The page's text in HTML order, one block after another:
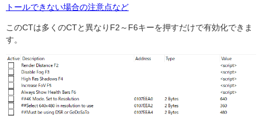
トールできない場合の注意点など
このCTは多くのCTと異なりF2～F6キーを押すだけで有効化できま
す。